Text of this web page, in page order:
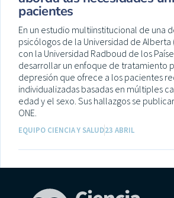
pacientes
En un estudio multiinstitucional de una
psicólogos de la Universidad de Alberta
con la Universidad Radboud de los
desarrollar un enfoque de tratamiento
depresión que ofrece a los pacientes
individualizadas basadas en múltiples
edad y el sexo. Sus hallazgos se
ONE.
EQUIPO CIENCIA Y SALUD23 ABRIL